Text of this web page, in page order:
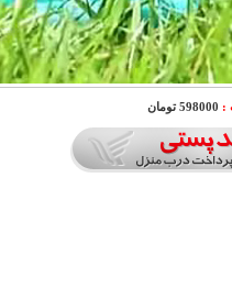
: 598000 تومان